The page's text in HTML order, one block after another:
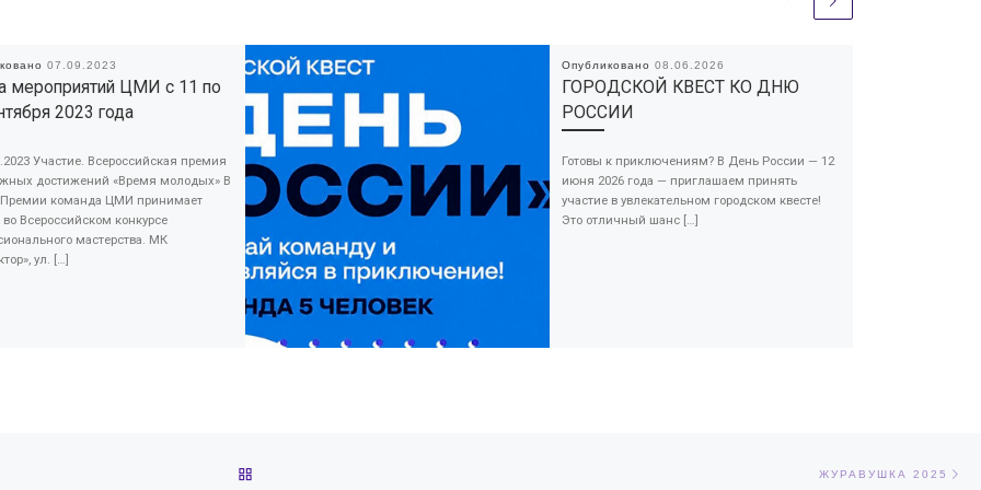
07.09.2023
мероприятий ЦМИ с 11 по
2023 года
Участие. Всероссийская премия
достижений «Время молодых» В
Премии команда ЦМИ принимает
во Всероссийском конкурсе
мастерства. МК
ул. […]
Опубликовано 08.06.2026
ГОРОДСКОЙ КВЕСТ КО ДНЮ
РОССИИ
Готовы к приключениям? В День России — 12
июня 2026 года — приглашаем принять
участие в увлекательном городском квесте!
Это отличный шанс […]
ЖУРАВУШКА 2025